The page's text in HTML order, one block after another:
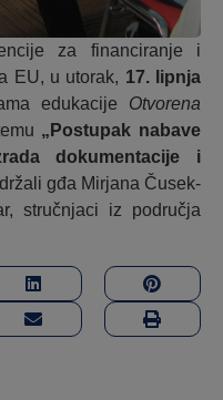
za financiranje i
EU, u utorak, 17. lipnja
edukacije Otvorena
„ Postupak nabave
dokumentacije i
gđa Mirjana Čusek-
stručnjaci iz područja